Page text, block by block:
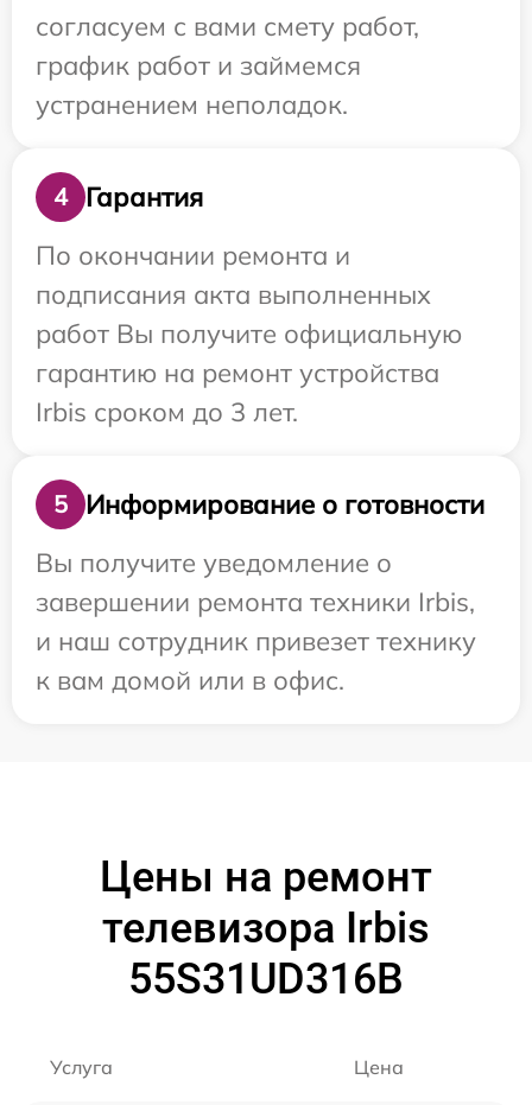
согласуем с вами смету работ,
график работ и займемся
устранением неполадок.
4
Гарантия
По окончании ремонта и
подписания акта выполненных
работ Вы получите официальную
гарантию на ремонт устройства
Irbis сроком до 3 лет.
5
Информирование о готовности
Вы получите уведомление о
завершении ремонта техники Irbis,
и наш сотрудник привезет технику
к вам домой или в офис.
Цены на ремонт
телевизора Irbis
55S31UD316B
Услуга Цена